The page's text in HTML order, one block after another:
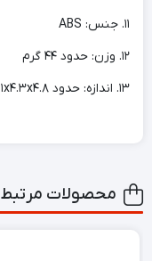
۱۱. جنس: ABS
۱۲. وزن: حدود ۴۴ گرم
۱۳. اندازه: حدود ۷.۱x۴.۳x۴.۸ سانتی‌متر
محصولات مرتبط